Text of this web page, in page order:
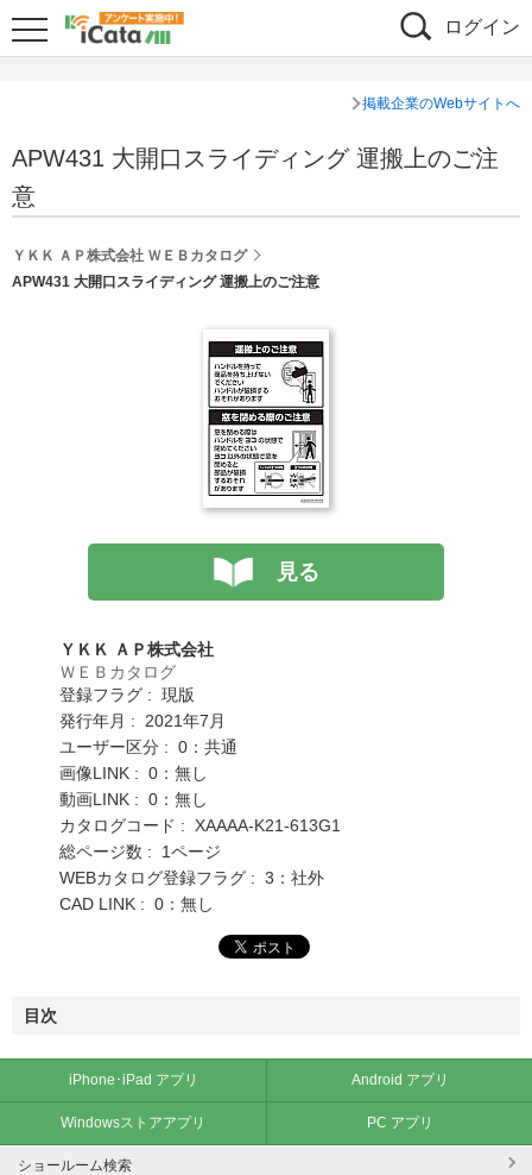
ログイン
掲載企業のWebサイトへ
APW431 大開口スライディング 運搬上のご注
意
ＹＫＫ ＡＰ株式会社 ＷＥＢカタログ
APW431 大開口スライディング 運搬上のご注意
見る
ＹＫＫ ＡＰ株式会社
ＷＥＢカタログ
登録フラグ : 現版
発行年月 : 2021年7月
ユーザー区分 : 0：共通
画像LINK : 0：無し
動画LINK : 0：無し
カタログコード : XAAAA-K21-613G1
総ページ数 : 1ページ
WEBカタログ登録フラグ : 3：社外
CAD LINK : 0：無し
目次
iPhone･iPad アプリ Android アプリ
Windowsストアアプリ PC アプリ
ショールーム検索